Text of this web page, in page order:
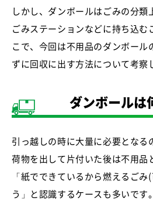
しかし、ダンボールはごみの分類
ごみステーションなどに持ち込む
こで、今回は不用品のダンボール
ずに回収に出す方法について考察
ダンボールは
引っ越しの時に大量に必要となる
荷物を出して片付いた後は不用品
「紙でできているから燃えるご
う」と認識するケースも多いです。